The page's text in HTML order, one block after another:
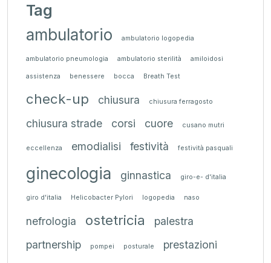
Tag
ambulatorio ambulatorio logopedia
ambulatorio pneumologia ambulatorio sterilità amiloidosi
assistenza benessere bocca Breath Test
check-up chiusura chiusura ferragosto
chiusura strade corsi cuore cusano mutri
eccellenza emodialisi festività festività pasquali
ginecologia ginnastica giro-e- d'italia
giro d'italia Helicobacter Pylori logopedia naso
nefrologia ostetricia
palestra
partnership
pompei posturale prestazioni